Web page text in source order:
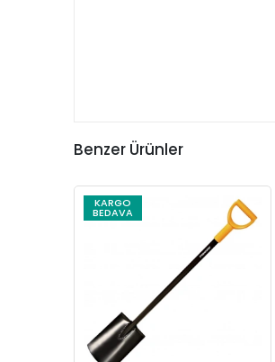
Benzer Ürünler
KARGO
BEDAVA